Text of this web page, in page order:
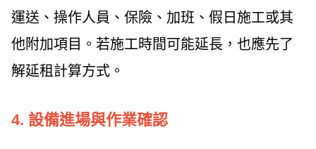
運送、操作人員、保險、加班、假日施工或其
他附加項目。若施工時間可能延長，也應先了
解延租計算方式。
4. 設備進場與作業確認